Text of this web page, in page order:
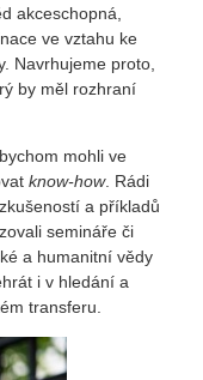
akceschopná,
ve vztahu ke
Navrhujeme proto,
by měl rozhraní
mohli ve
know-how. Rádi
a příkladů
semináře či
a humanitní vědy
i v hledání a
transferu.